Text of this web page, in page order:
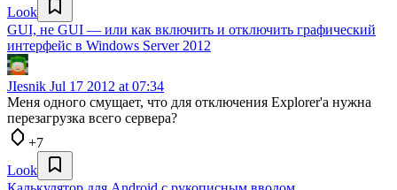
Look
GUI, не GUI — или как включить и отключить графический
интерфейс в Windows Server 2012
JIesnik Jul 17 2012 at 07:34
Меня одного смущает, что для отключения Explorer'а нужна
перезагрузка всего сервера?
+7
Look